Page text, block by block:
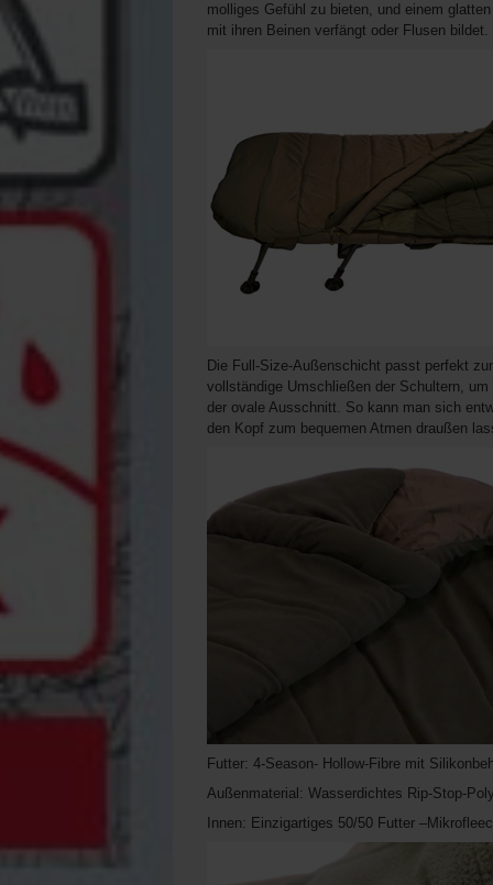
molliges Gefühl zu bieten, und einem
mit ihren Beinen verfängt oder Flusen bildet.
Die Full-Size-Außenschicht passt perfekt
vollständige Umschließen der Schultern,
der ovale Ausschnitt. So kann man sich
den Kopf zum bequemen Atmen draußen
Futter: 4-Season- Hollow-Fibre mit
Außenmaterial: Wasserdichtes Rip-Stop-
Innen: Einzigartiges 50/50 Futter